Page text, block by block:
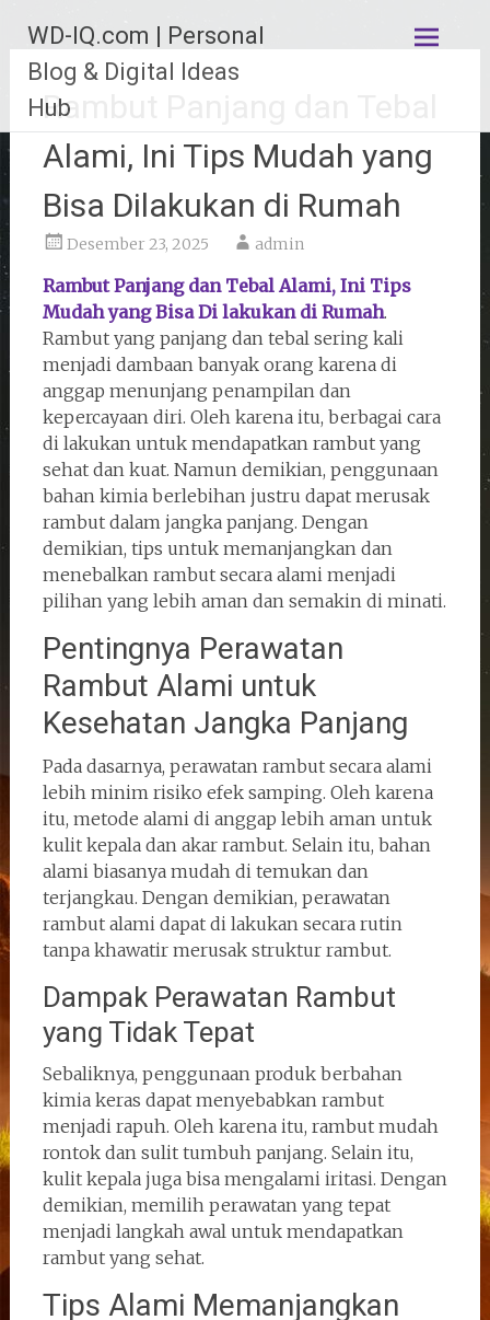
konten
WD-IQ.com | Personal
Blog & Digital Ideas
Hub
Rambut Panjang dan Tebal
Alami, Ini Tips Mudah yang
Bisa Dilakukan di Rumah
Desember 23, 2025 admin
Rambut Panjang dan Tebal Alami, Ini Tips
Mudah yang Bisa Di lakukan di Rumah.
Rambut yang panjang dan tebal sering kali
menjadi dambaan banyak orang karena di
anggap menunjang penampilan dan
kepercayaan diri. Oleh karena itu, berbagai cara
di lakukan untuk mendapatkan rambut yang
sehat dan kuat. Namun demikian, penggunaan
bahan kimia berlebihan justru dapat merusak
rambut dalam jangka panjang. Dengan
demikian, tips untuk memanjangkan dan
menebalkan rambut secara alami menjadi
pilihan yang lebih aman dan semakin di minati.
Pentingnya Perawatan
Rambut Alami untuk
Kesehatan Jangka Panjang
Pada dasarnya, perawatan rambut secara alami
lebih minim risiko efek samping. Oleh karena
itu, metode alami di anggap lebih aman untuk
kulit kepala dan akar rambut. Selain itu, bahan
alami biasanya mudah di temukan dan
terjangkau. Dengan demikian, perawatan
rambut alami dapat di lakukan secara rutin
tanpa khawatir merusak struktur rambut.
Dampak Perawatan Rambut
yang Tidak Tepat
Sebaliknya, penggunaan produk berbahan
kimia keras dapat menyebabkan rambut
menjadi rapuh. Oleh karena itu, rambut mudah
rontok dan sulit tumbuh panjang. Selain itu,
kulit kepala juga bisa mengalami iritasi. Dengan
demikian, memilih perawatan yang tepat
menjadi langkah awal untuk mendapatkan
rambut yang sehat.
Tips Alami Memanjangkan